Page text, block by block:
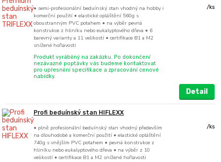
• semi-profesionální beduínský stan vhodný na hobby i
komerční použití • elastické opláštění 560g s
oboustranným PVC potahem • na výběr pevná
konstrukce z hliníku nebo eukalyptového dřeva • 6
barevný varianty a 11 velikostí • certifikace B1 a M2
snížené hořlavosti
/ks
Produkt vyráběný na zakázku. Po dokončení
nezávazné poptávky vás budeme kontaktovat
pro upřesnění specifikace a zpracování cenové
nabídky.
Detail
Profi beduínský stan HIFLEXX
• plně profesionální beduínský stan vhodný především
na dlouhodobé a komerční použití • elastické opláštění
740g s vnějším PVC potahem • pevná konstrukce z
hliníku nebo eukalyptového dřeva • na výběr z 10
velikostí • certifikace B1 a M2 snížené hořlavosti
/ks